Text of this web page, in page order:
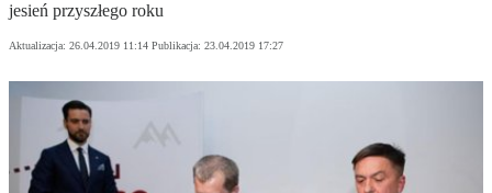
jesień przyszłego roku
Aktualizacja: 26.04.2019 11:14 Publikacja: 23.04.2019 17:27